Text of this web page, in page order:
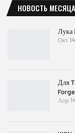
НОВОСТЬ
Лука
Окт
Для
Апр